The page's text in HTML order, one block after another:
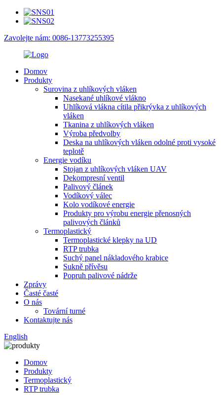
Zavolejte nám: 0086-13773255395
Domov
Produkty
Surovina z uhlíkových vláken
Nasekané uhlíkové vlákno
Uhlíková vlákna cítila přikrývka z uhlíkových
vláken
Tkanina z uhlíkových vláken
Výroba předvolby
Deska na uhlíkových vláken odolné proti vysoké
teplotě
Energie vodíku
Stojan z uhlíkových vláken UAV
Dekompresní ventil
Palivový článek
Vodíkový válec
Kolo vodíkové energie
Produkty pro výrobu energie přenosných
palivových článků
Termoplastický
Termoplastické klepky na UD
RTP trubka
Suchý panel nákladového krabice
Sukně přívěsu
Popruh palivové nádrže
Zprávy
Časté časté
O nás
Tovární turné
Kontaktujte nás
English
Domov
Produkty
Termoplastický
RTP trubka